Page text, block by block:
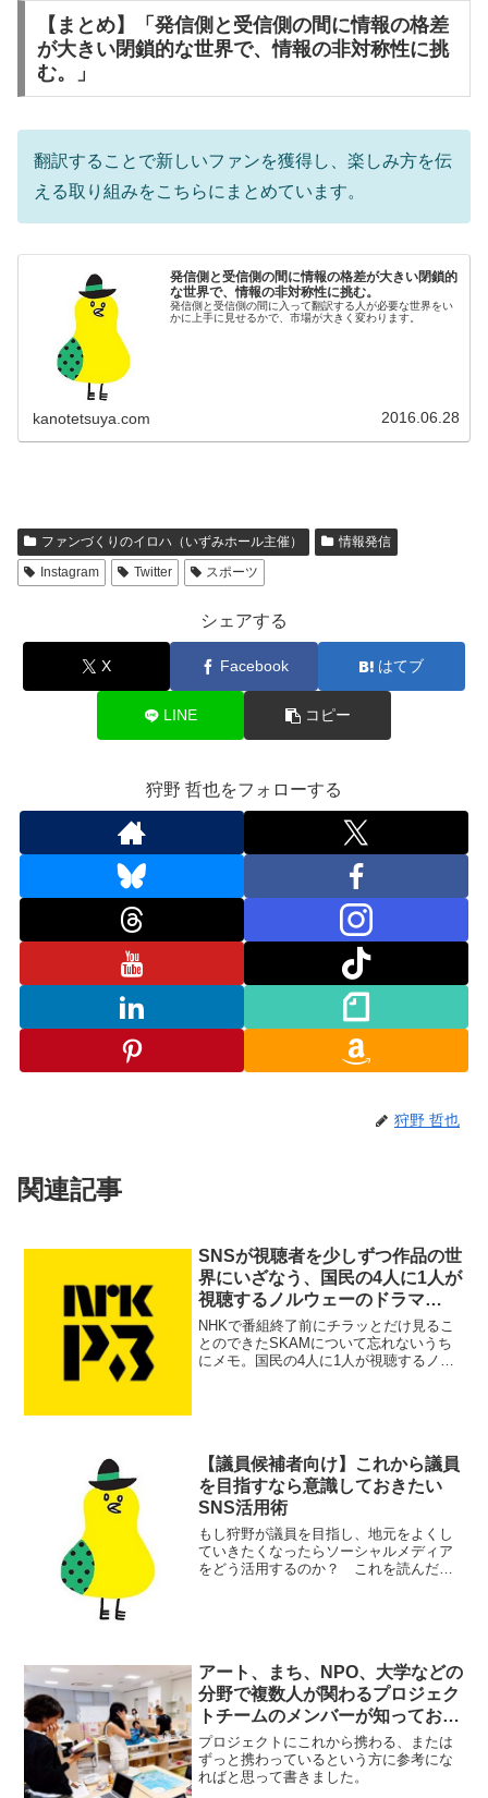
【まとめ】「発信側と受信側の間に情報の格差
が大きい閉鎖的な世界で、情報の非対称性に挑
む。」
翻訳することで新しいファンを獲得し、楽しみ方を伝
える取り組みをこちらにまとめています。
発信側と受信側の間に情報の格差が大きい閉鎖的
な世界で、情報の非対称性に挑む。
発信側と受信側の間に入って翻訳する人が必要な世界をい
かに上手に見せるかで、市場が大きく変わります。
kanotetsuya.com 2016.06.28
ファンづくりのイロハ（いずみホール主催）
情報発信
Instagram
Twitter スポーツ
シェアする
X Facebook はてブ
LINE コピー
狩野 哲也をフォローする
狩野 哲也
関連記事
SNSが視聴者を少しずつ作品の世
界にいざなう、国民の4人に1人が
視聴するノルウェーのドラマ
「SKAM」
NHKで番組終了前にチラッとだけ見るこ
とのできたSKAMについて忘れないうち
にメモ。国民の4人に1人が視聴するノル
【議員候補者向け】これから議員
を目指すなら意識しておきたい
SNS活用術
もし狩野が議員を目指し、地元をよくし
ていきたくなったらソーシャルメディア
をどう活用するのか？ これを読んだ候
アート、まち、NPO、大学などの
分野で複数人が関わるプロジェク
トチームのメンバーが知っておい
て損のないアナログツールと無料
のITツールのオススメまとめ
プロジェクトにこれから携わる、または
ずっと携わっているという方に参考にな
ればと思って書きました。